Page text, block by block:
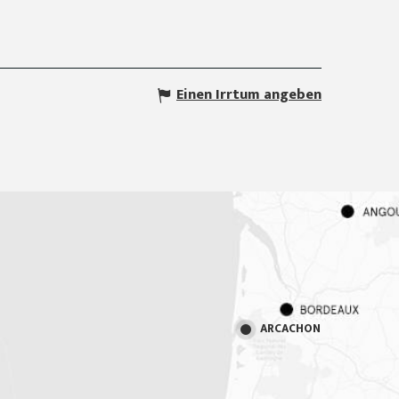
Einen Irrtum angeben
ARCACHON